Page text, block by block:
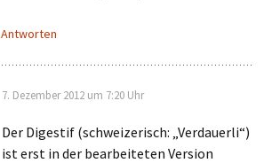
Antworten
7. Dezember 2012 um 7:20 Uhr
Der Digestif (schweizerisch: „Verdauerli“)
ist erst in der bearbeiteten Version